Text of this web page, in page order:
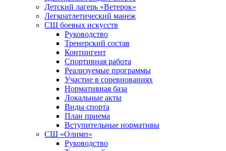
Детский лагерь «Ветерок»
Легкоатлетический манеж
СШ боевых искусств
Руководство
Тренерский состав
Контингент
Спортивная работа
Реализуемые программы
Участие в соревнованиях
Нормативная база
Локальные акты
Виды спорта
План приема
Вступительные нормативы
СШ «Олимп»
Руководство